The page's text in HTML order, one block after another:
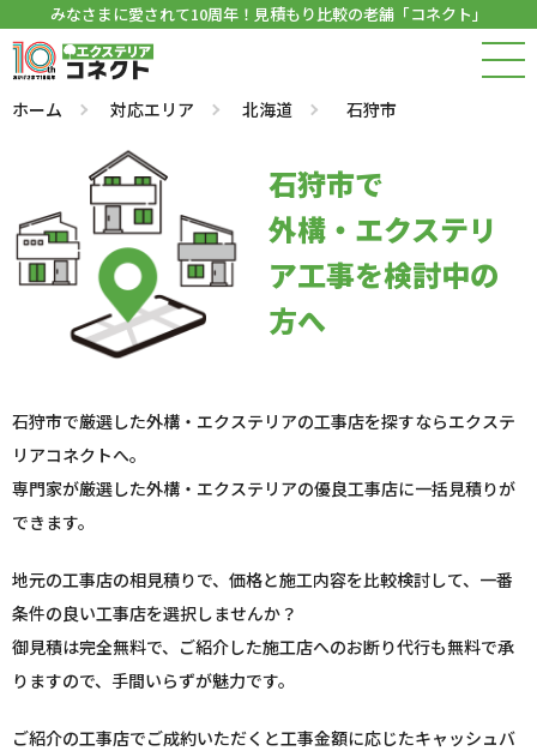
みなさまに愛されて10周年！見積もり比較の老舗「コネクト」
ホーム 対応エリア 北海道 石狩市
石狩市で
外構・エクステリ
ア工事を検討中の
方へ
石狩市で厳選した外構・エクステリアの工事店を探すならエクステ
リアコネクトへ。
専門家が厳選した外構・エクステリアの優良工事店に一括見積りが
できます。
地元の工事店の相見積りで、価格と施工内容を比較検討して、一番
条件の良い工事店を選択しませんか？
御見積は完全無料で、ご紹介した施工店へのお断り代行も無料で承
りますので、手間いらずが魅力です。
ご紹介の工事店でご成約いただくと工事金額に応じたキャッシュバ